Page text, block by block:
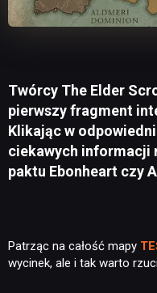
Twórcy The Elder
pierwszy fragment
Klikając w
ciekawych informacji
paktu Ebonheart czy
Patrząc na całość mapy
wycinek, ale i tak warto